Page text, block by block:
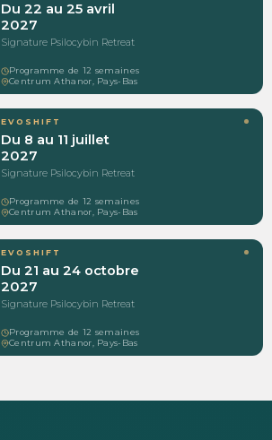
Du 22 au 25 avril
2027
Signature Psilocybin Retreat
Programme de 12 semaines
Centrum Athanor, Pays-Bas
EVOSHIFT
Du 8 au 11 juillet
2027
Signature Psilocybin Retreat
Programme de 12 semaines
Centrum Athanor, Pays-Bas
EVOSHIFT
Du 21 au 24 octobre
2027
Signature Psilocybin Retreat
Programme de 12 semaines
Centrum Athanor, Pays-Bas